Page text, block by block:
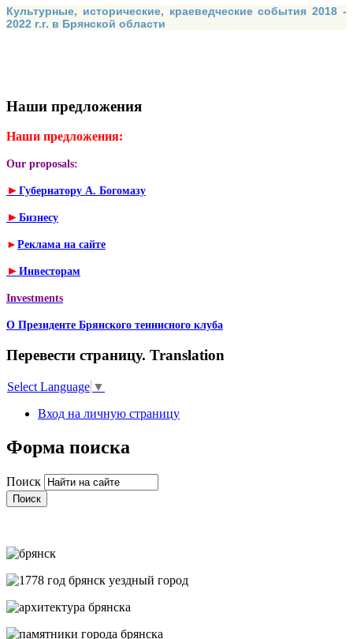
Культурные, исторические, краеведческие события 2018 -
2022 г.г. в Брянской области
Наши предложения
Наши предложения:
Our proposals:
► Губернатору А. Богомазу
► Бизнесу
► Реклама на сайте
► Инвесторам
Investments
О Президенте Брянского теннисного клуба
Перевести страницу. Translation
Select Language ▼
Вход на личную страницу
Форма поиска
Поиск